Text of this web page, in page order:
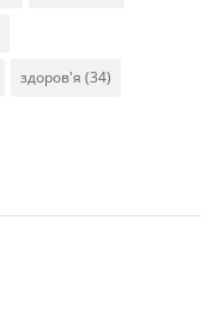
здоров'я (34)